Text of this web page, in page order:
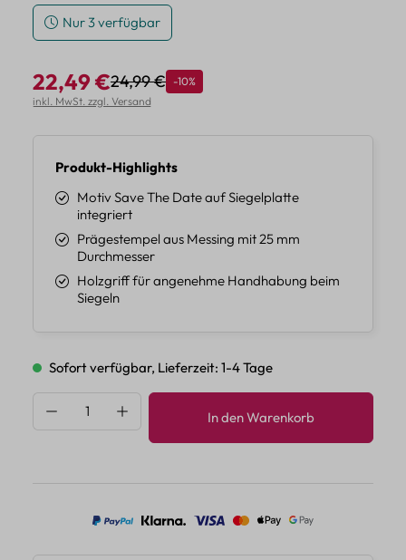
Nur 3 verfügbar
Verkaufspreis:
22,49 €Regulärer Preis:
24,99 € Rabatt
-10%
inkl. MwSt. zzgl. Versand
Produkt-Highlights
Motiv Save The Date auf Siegelplatte
integriert
Prägestempel aus Messing mit 25 mm
Durchmesser
Holzgriff für angenehme Handhabung beim
Siegeln
Sofort verfügbar, Lieferzeit: 1-4 Tage
Produkt Anzahl: Gib den gewünschten
In den Warenkorb